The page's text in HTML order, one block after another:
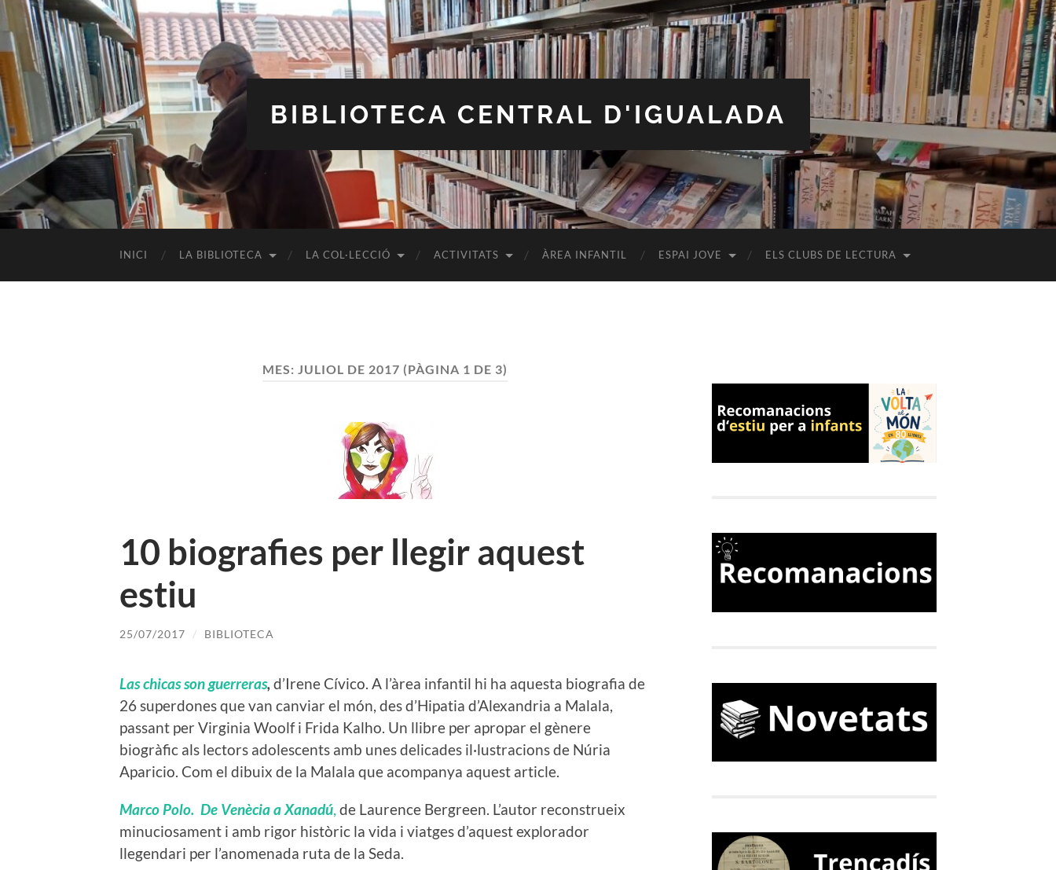
BIBLIOTECA CENTRAL D'IGUALADA
INICI LA BIBLIOTECA LA COL·LECCIÓ ACTIVITATS ÀREA INFANTIL ESPAI JOVE ELS CLUBS DE LECTURA
MES: JULIOL DE 2017 (PÀGINA 1 DE 3)
10 biografies per llegir aquest
estiu
25/07/2017 / BIBLIOTECA
Las chicas son guerreras,d’Irene Cívico. A l’àrea infantil hi ha aquesta biografia de
26 superdones que van canviar el món, des d’Hipatia d’Alexandria a Malala,
passant per Virginia Woolf i Frida Kalho. Un llibre per apropar el gènere
biogràfic als lectors adolescents amb unes delicades il·lustracions de Núria
Aparicio. Com el dibuix de la Malala que acompanya aquest article.
Marco Polo. De Venècia a Xanadú, de Laurence Bergreen. L’autor reconstrueix
minuciosament i amb rigor històric la vida i viatges d’aquest explorador
llegendari per l’anomenada ruta de la Seda.